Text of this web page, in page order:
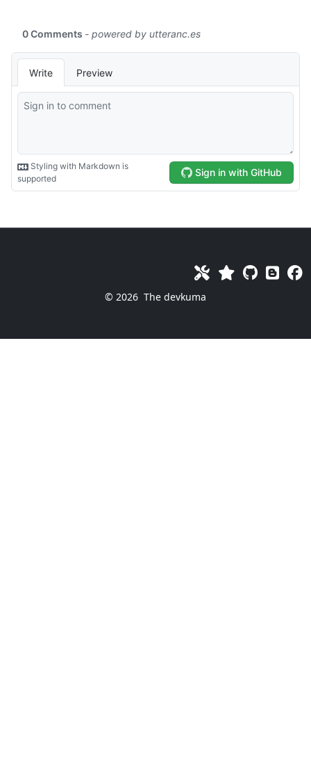
© 2026 The devkuma